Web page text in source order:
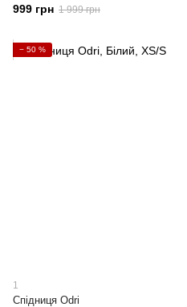
999 грн 1 999 грн
− 50 %
1
Спідниця Odri